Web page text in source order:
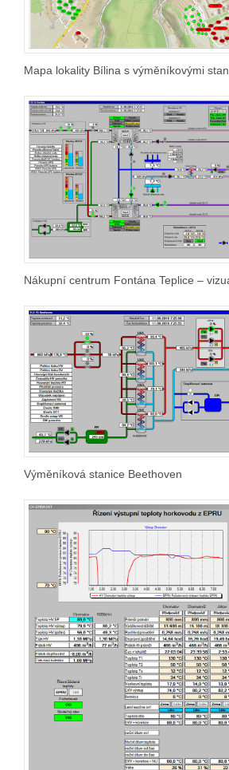
Mapa lokality Bílina s výměníkovými
Nákupní centrum Fontána Teplice –
Výměníková stanice Beethoven